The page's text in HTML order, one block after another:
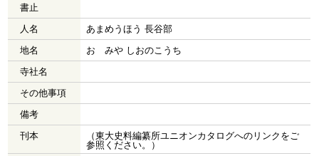
書止
人名
あまめうほう 長谷部
地名
おゝみや しおのこうち
寺社名
その他事項
備考
刊本
（東大史料編纂所ユニオンカタログへのリンクをご
参照ください。）